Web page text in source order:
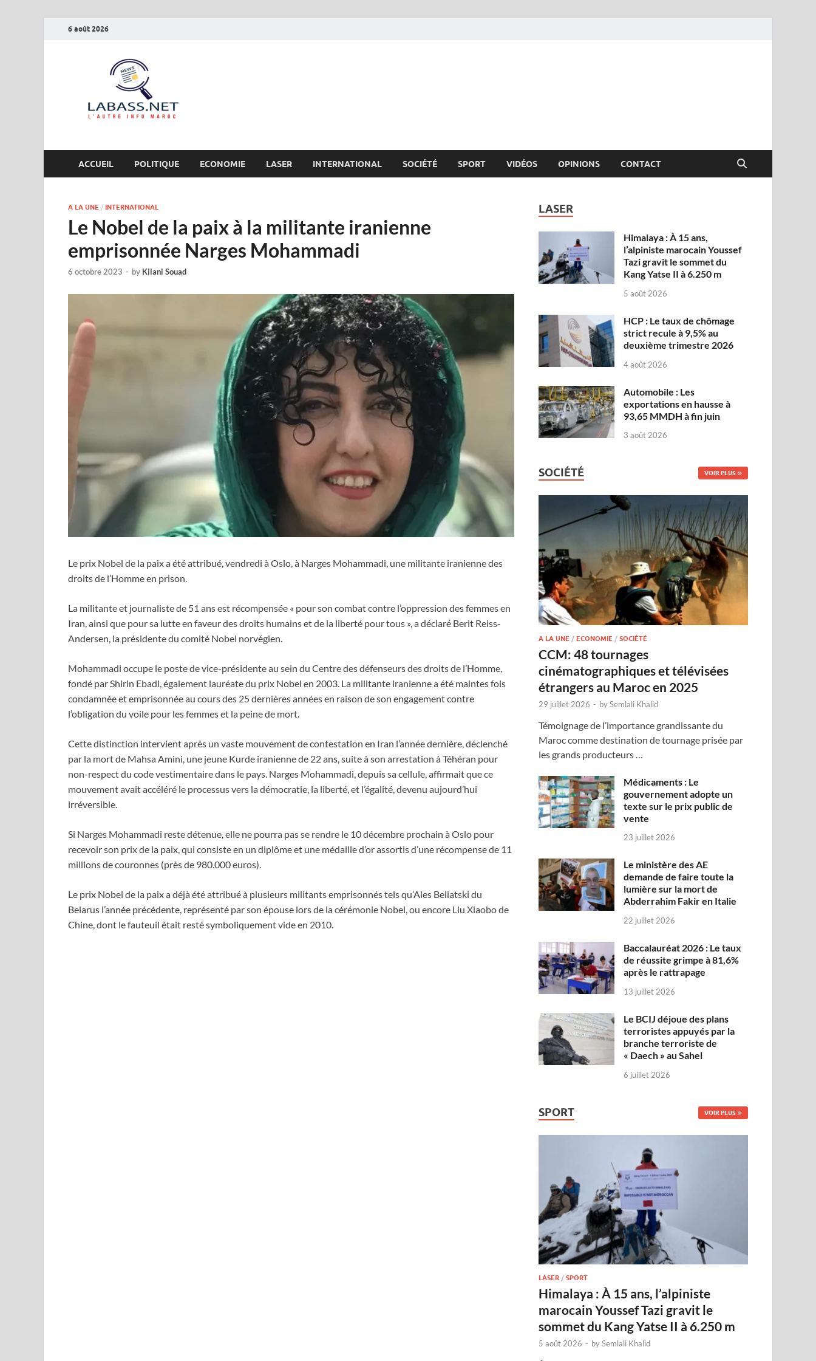
6 août 2026
ACCUEIL POLITIQUE ECONOMIE LASER INTERNATIONAL SOCIÉTÉ SPORT VIDÉOS OPINIONS CONTACT
A LA UNE / INTERNATIONAL
Le Nobel de la paix à la militante iranienne
emprisonnée Narges Mohammadi
6 octobre 2023 - by Kilani Souad
Le prix Nobel de la paix a été attribué, vendredi à Oslo, à Narges Mohammadi, une militante iranienne des
droits de l’Homme en prison.
La militante et journaliste de 51 ans est récompensée « pour son combat contre l’oppression des femmes en
Iran, ainsi que pour sa lutte en faveur des droits humains et de la liberté pour tous », a déclaré Berit Reiss-
Andersen, la présidente du comité Nobel norvégien.
Mohammadi occupe le poste de vice-présidente au sein du Centre des défenseurs des droits de l’Homme,
fondé par Shirin Ebadi, également lauréate du prix Nobel en 2003. La militante iranienne a été maintes fois
condamnée et emprisonnée au cours des 25 dernières années en raison de son engagement contre
l’obligation du voile pour les femmes et la peine de mort.
Cette distinction intervient après un vaste mouvement de contestation en Iran l’année dernière, déclenché
par la mort de Mahsa Amini, une jeune Kurde iranienne de 22 ans, suite à son arrestation à Téhéran pour
non-respect du code vestimentaire dans le pays. Narges Mohammadi, depuis sa cellule, affirmait que ce
mouvement avait accéléré le processus vers la démocratie, la liberté, et l’égalité, devenu aujourd’hui
irréversible.
Si Narges Mohammadi reste détenue, elle ne pourra pas se rendre le 10 décembre prochain à Oslo pour
recevoir son prix de la paix, qui consiste en un diplôme et une médaille d’or assortis d’une récompense de 11
millions de couronnes (près de 980.000 euros).
Le prix Nobel de la paix a déjà été attribué à plusieurs militants emprisonnés tels qu’Ales Beliatski du
Belarus l’année précédente, représenté par son épouse lors de la cérémonie Nobel, ou encore Liu Xiaobo de
Chine, dont le fauteuil était resté symboliquement vide en 2010.
LASER
Himalaya : À 15 ans,
l’alpiniste marocain Youssef
Tazi gravit le sommet du
Kang Yatse II à 6.250 m
5 août 2026
HCP : Le taux de chômage
strict recule à 9,5% au
deuxième trimestre 2026
4 août 2026
Automobile : Les
exportations en hausse à
93,65 MMDH à fin juin
3 août 2026
SOCIÉTÉ VOIR PLUS
A LA UNE /ECONOMIE /SOCIÉTÉ
CCM: 48 tournages
cinématographiques et télévisées
étrangers au Maroc en 2025
29 juillet 2026 - bySemlali Khalid
Témoignage de l’importance grandissante du
Maroc comme destination de tournage prisée par
les grands producteurs …
Médicaments : Le
gouvernement adopte un
texte sur le prix public de
vente
23 juillet 2026
Le ministère des AE
demande de faire toute la
lumière sur la mort de
Abderrahim Fakir en Italie
22 juillet 2026
Baccalauréat 2026 : Le taux
de réussite grimpe à 81,6%
après le rattrapage
13 juillet 2026
Le BCIJ déjoue des plans
terroristes appuyés par la
branche terroriste de
« Daech » au Sahel
6 juillet 2026
SPORT VOIR PLUS
LASER /SPORT
Himalaya : À 15 ans, l’alpiniste
marocain Youssef Tazi gravit le
sommet du Kang Yatse II à 6.250 m
5 août 2026 - bySemlali Khalid